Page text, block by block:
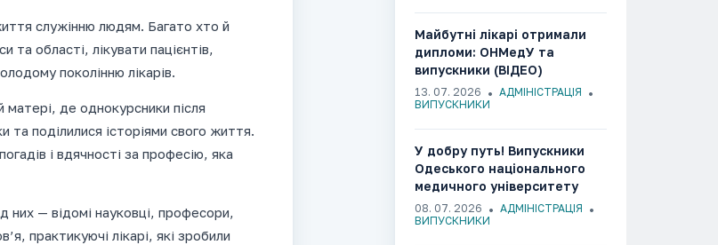
служінню людям. Багато хто й
області, лікувати пацієнтів,
поколінню лікарів.
матері, де однокурсники після
та поділилися історіями свого життя.
і вдячності за професію, яка
них — відомі науковці, професори,
практикуючі лікарі, які зробили
Майбутні лікарі отримали
дипломи: ОНМедУ та
випускники (ВІДЕО)
13. 07. 2026
АДМІНІСТРАЦІЯ
ВИПУСКНИКИ
У добру путь! Випускники
Одеського національного
медичного університету
отримали дипломи
08. 07. 2026
АДМІНІСТРАЦІЯ
ВИПУСКНИКИ